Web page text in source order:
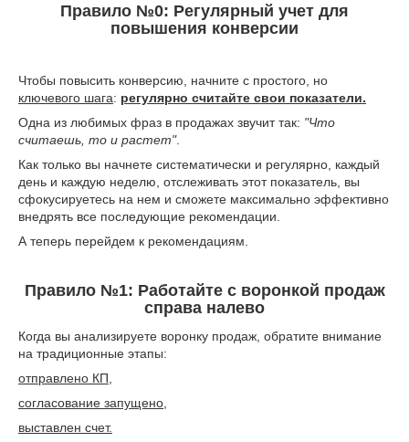
Правило №0: Регулярный учет для
повышения конверсии
Чтобы повысить конверсию, начните с простого, но
ключевого шага: регулярно считайте свои показатели.
Одна из любимых фраз в продажах звучит так: "Что
считаешь, то и растет".
Как только вы начнете систематически и регулярно, каждый
день и каждую неделю, отслеживать этот показатель, вы
сфокусируетесь на нем и сможете максимально эффективно
внедрять все последующие рекомендации.
А теперь перейдем к рекомендациям.
Правило №1: Работайте с воронкой продаж
справа налево
Когда вы анализируете воронку продаж, обратите внимание
на традиционные этапы:
отправлено КП,
согласование запущено,
выставлен счет.